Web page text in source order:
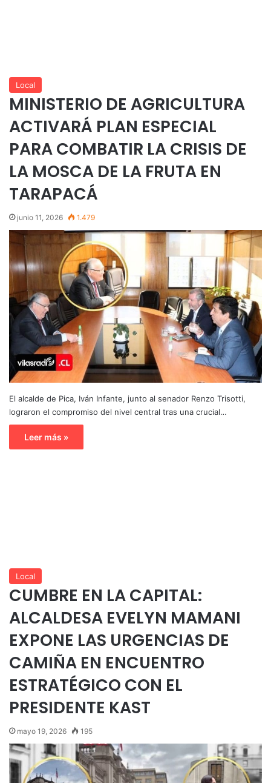
Local
MINISTERIO DE AGRICULTURA
ACTIVARÁ PLAN ESPECIAL
PARA COMBATIR LA CRISIS DE
LA MOSCA DE LA FRUTA EN
TARAPACÁ
junio 11, 2026 1.479
El alcalde de Pica, Iván Infante, junto al senador Renzo Trisotti,
lograron el compromiso del nivel central tras una crucial…
Leer más »
Local
CUMBRE EN LA CAPITAL:
ALCALDESA EVELYN MAMANI
EXPONE LAS URGENCIAS DE
CAMIÑA EN ENCUENTRO
ESTRATÉGICO CON EL
PRESIDENTE KAST
mayo 19, 2026 195